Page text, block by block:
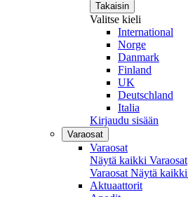
Takaisin
Valitse kieli
International
Norge
Danmark
Finland
UK
Deutschland
Italia
Kirjaudu sisään
Varaosat
Varaosat
Näytä kaikki Varaosat
Varaosat Näytä kaikki
Aktuaattorit